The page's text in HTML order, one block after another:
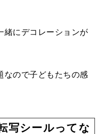
緒にデコレーションが
なので子どもたちの感
写シールってな